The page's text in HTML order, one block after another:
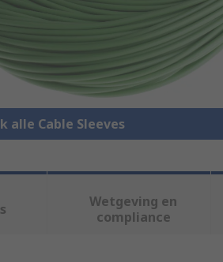
alle Cable Sleeves
Wetgeving en
compliance